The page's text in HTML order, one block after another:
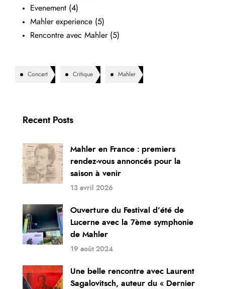
Evenement (4)
Mahler experience (5)
Rencontre avec Mahler(5)
Concert Critique Mahler
Recent Posts
Mahler en France : premiers
rendez-vous annoncés pour la
saison à venir
13 avril 2026
Ouverture du Festival d’été de
Lucerne avec la 7ème symphonie
de Mahler
19 août 2024
Une belle rencontre avec Laurent
Sagalovitsch, auteur du « Dernier